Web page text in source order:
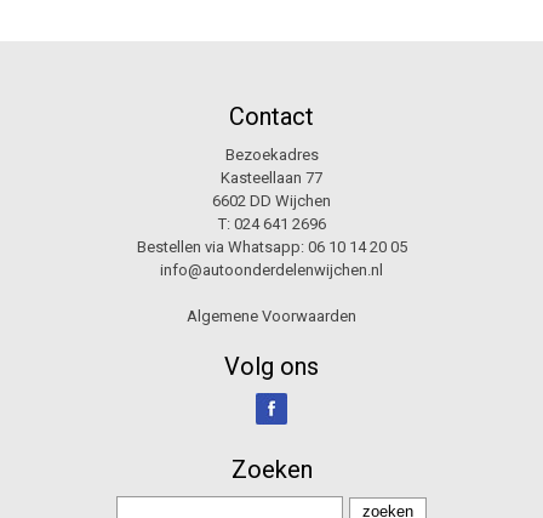
Contact
Bezoekadres
Kasteellaan 77
6602 DD Wijchen
T: 024 641 2696
Bestellen via Whatsapp: 06 10 14 20 05
info@autoonderdelenwijchen.nl
Algemene Voorwaarden
Volg ons
Zoeken